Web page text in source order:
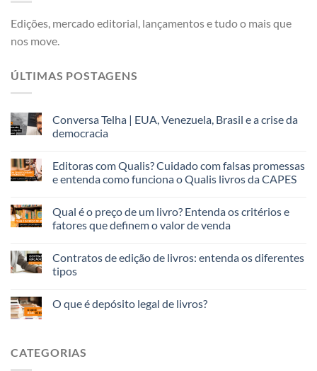
Edições, mercado editorial, lançamentos e tudo o mais que
nos move.
ÚLTIMAS POSTAGENS
Conversa Telha | EUA, Venezuela, Brasil e a crise da
democracia
Editoras com Qualis? Cuidado com falsas promessas
e entenda como funciona o Qualis livros da CAPES
Qual é o preço de um livro? Entenda os critérios e
fatores que definem o valor de venda
Contratos de edição de livros: entenda os diferentes
tipos
O que é depósito legal de livros?
CATEGORIAS